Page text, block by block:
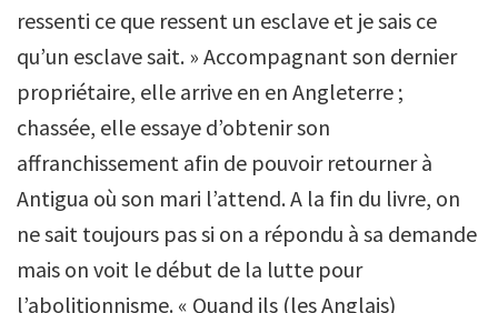
ressenti ce que ressent un esclave et je sais ce
qu’un esclave sait. » Accompagnant son dernier
propriétaire, elle arrive en en Angleterre ;
chassée, elle essaye d’obtenir son
affranchissement afin de pouvoir retourner à
Antigua où son mari l’attend. A la fin du livre, on
ne sait toujours pas si on a répondu à sa demande
mais on voit le début de la lutte pour
l’abolitionnisme. « Quand ils (les Anglais)